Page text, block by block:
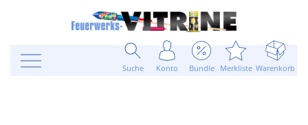
Suche Konto Bundle Merkliste Warenkorb